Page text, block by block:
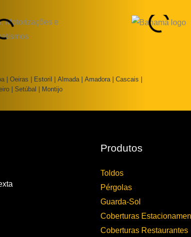
| Oeiras | Estoril | Almada | Amadora | Cascais |
| Setúbal | Montijo
Produtos
Toldos
Pérgolas
Guarda-Sol
Coberturas
Coberturas Restaurantes